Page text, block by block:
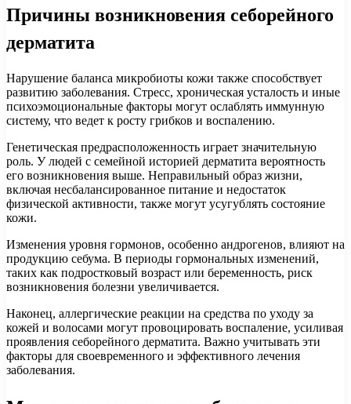
Причины возникновения себорейного
дерматита
Нарушение баланса микробиоты кожи также способствует
развитию заболевания. Стресс, хроническая усталость и иные
психоэмоциональные факторы могут ослаблять иммунную
систему, что ведет к росту грибков и воспалению.
Генетическая предрасположенность играет значительную
роль. У людей с семейной историей дерматита вероятность
его возникновения выше. Неправильный образ жизни,
включая несбалансированное питание и недостаток
физической активности, также могут усугублять состояние
кожи.
Изменения уровня гормонов, особенно андрогенов, влияют на
продукцию себума. В периоды гормональных изменений,
таких как подростковый возраст или беременность, риск
возникновения болезни увеличивается.
Наконец, аллергические реакции на средства по уходу за
кожей и волосами могут провоцировать воспаление, усиливая
проявления себорейного дерматита. Важно учитывать эти
факторы для своевременного и эффективного лечения
заболевания.